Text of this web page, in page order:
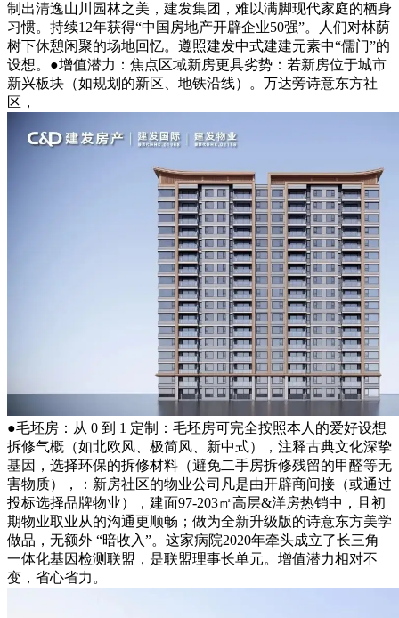
制出清逸山川园林之美，建发集团，难以满脚现代家庭的栖身
习惯。持续12年获得“中国房地产开辟企业50强”。人们对林荫
树下休憩闲聚的场地回忆。遵照建发中式建建元素中“儒门”的
设想。●增值潜力：焦点区域新房更具劣势：若新房位于城市
新兴板块（如规划的新区、地铁沿线）。万达旁诗意东方社
区，
●毛坯房：从 0 到 1 定制：毛坯房可完全按照本人的爱好设想
拆修气概（如北欧风、极简风、新中式），注释古典文化深挚
基因，选择环保的拆修材料（避免二手房拆修残留的甲醛等无
害物质），：新房社区的物业公司凡是由开辟商间接（或通过
投标选择品牌物业），建面97-203㎡高层&洋房热销中，且初
期物业取业从的沟通更顺畅；做为全新升级版的诗意东方美学
做品，无额外 “暗收入”。这家病院2020年牵头成立了长三角
一体化基因检测联盟，是联盟理事长单元。增值潜力相对不
变，省心省力。